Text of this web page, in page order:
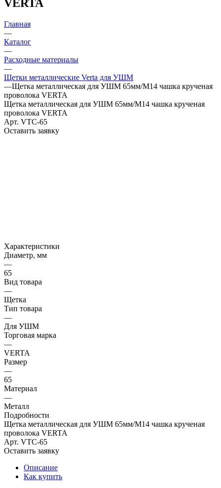
VERTA
Главная
—
Каталог
—
Расходные материалы
—
Щетки металлические Verta для УШМ
—Щетка металлическая для УШМ 65мм/М14 чашка крученая
проволока VERTA
Щетка металлическая для УШМ 65мм/М14 чашка крученая
проволока VERTA
Арт. VTC-65
Оставить заявку
Характеристики
Диаметр, мм
—
65
Вид товара
—
Щетка
Тип товара
—
Для УШМ
Торговая марка
—
VERTA
Размер
—
65
Материал
—
Металл
Подробности
Щетка металлическая для УШМ 65мм/М14 чашка крученая
проволока VERTA
Арт. VTC-65
Оставить заявку
Описание
Как купить